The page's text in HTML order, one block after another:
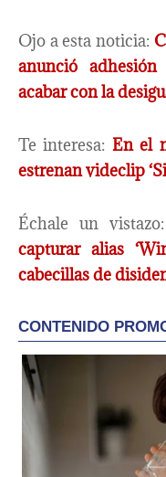
Ojo a esta noticia:
anunció
acabar con la
Te interesa: En el
estrenan videclip
Échale un
capturar alias
cabecillas de